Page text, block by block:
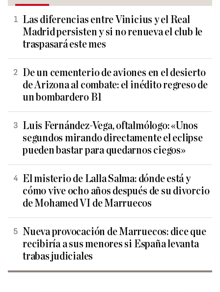
Las diferencias entre Vinicius y el Real
Madrid persisten y si no renueva el club le
traspasará este mes
De un cementerio de aviones en el desierto
de Arizona al combate: el inédito regreso de
un bombardero B1
Luis Fernández-Vega, oftalmólogo: «Unos
segundos mirando directamente el eclipse
pueden bastar para quedarnos ciegos»
El misterio de Lalla Salma: dónde está y
cómo vive ocho años después de su divorcio
de Mohamed VI de Marruecos
Nueva provocación de Marruecos: dice que
recibiría a sus menores si España levanta
trabas judiciales